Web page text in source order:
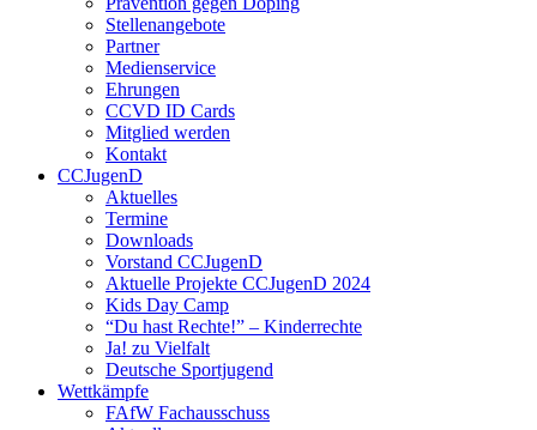
Stellenangebote
Partner
Medienservice
Ehrungen
CCVD ID Cards
Mitglied werden
Kontakt
CCJugenD
Aktuelles
Termine
Downloads
Vorstand CCJugenD
Aktuelle Projekte CCJugenD 2024
Kids Day Camp
“Du hast Rechte!” – Kinderrechte
Ja! zu Vielfalt
Deutsche Sportjugend
Wettkämpfe
FAfW Fachausschuss